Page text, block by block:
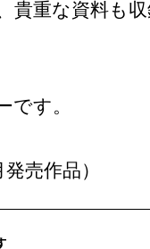
貴重な資料も
す。
売作品）